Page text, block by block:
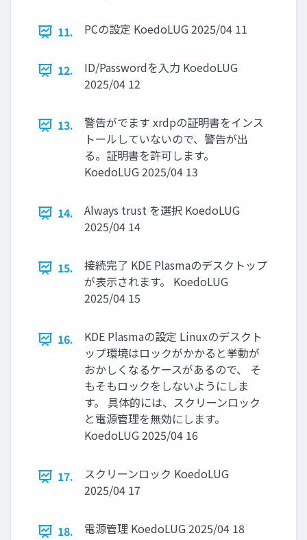
11. PCの設定 KoedoLUG 2025/04 11
12.
ID/Passwordを入力 KoedoLUG
2025/04 12
13.
警告がでます xrdpの証明書をインス
トールしていないので、警告が出
る。証明書を許可します。
KoedoLUG 2025/04 13
14.
Always trust を選択 KoedoLUG
2025/04 14
15.
接続完了 KDE Plasmaのデスクトップ
が表示されます。 KoedoLUG
2025/04 15
16.
KDE Plasmaの設定 Linuxのデスクト
ップ環境はロックがかかると挙動が
おかしくなるケースがあるので、 そ
もそもロックをしないようにしま
す。 具体的には、スクリーンロック
と電源管理を無効にします。
KoedoLUG 2025/04 16
17.
スクリーンロック KoedoLUG
2025/04 17
18. 電源管理 KoedoLUG 2025/04 18